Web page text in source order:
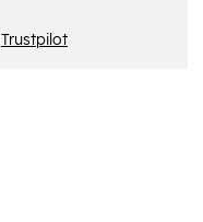
Trustpilot